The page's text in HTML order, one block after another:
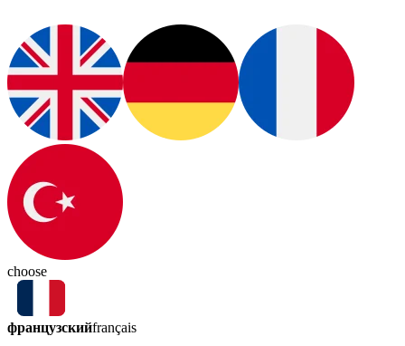
choose
французскийfrançais